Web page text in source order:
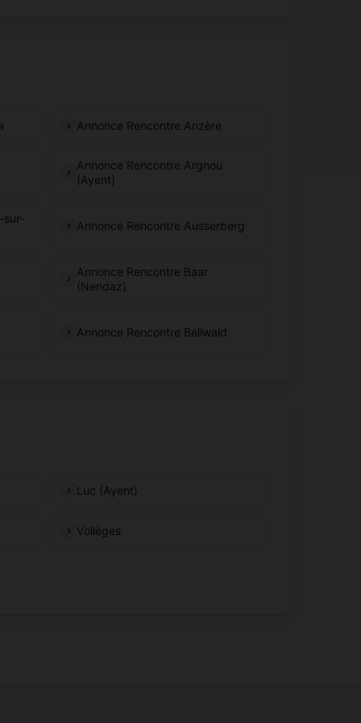
Annonce Rencontre Anzère
Annonce Rencontre Argnou
(Ayent)
sur-
Annonce Rencontre Ausserberg
Annonce Rencontre Baar
(Nendaz)
Annonce Rencontre Bellwald
Luc (Ayent)
Vollèges